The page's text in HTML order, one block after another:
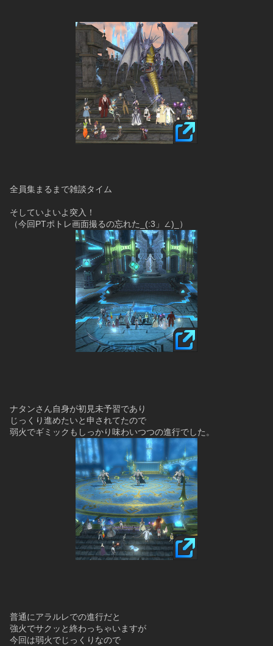
全員集まるまで雑談タイム
そしていよいよ突入！
（今回PTポトレ画面撮るの忘れた_(:3」∠)_）
ナタンさん自身が初見未予習であり
じっくり進めたいと申されてたので
弱火でギミックもしっかり味わいつつの進行でした。
普通にアラルレでの進行だと
強火でサクッと終わっちゃいますが
今回は弱火でじっくりなので